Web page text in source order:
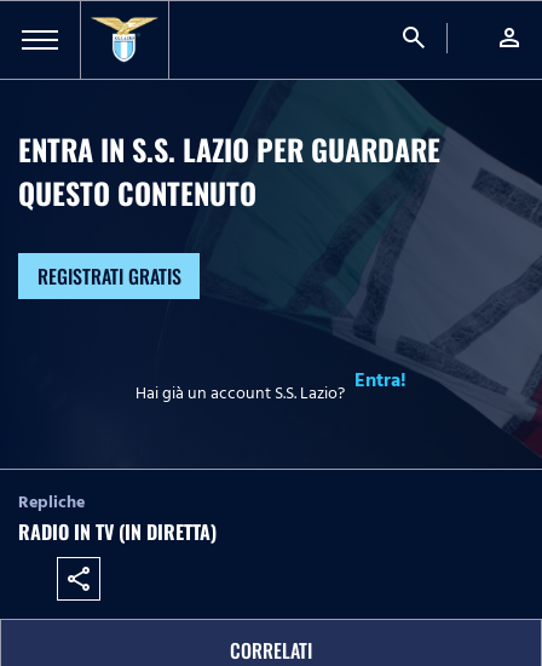
search person
ENTRA IN S.S. LAZIO PER GUARDARE
QUESTO CONTENUTO
REGISTRATI GRATIS
Hai già un account S.S. Lazio? Entra!
Repliche
RADIO IN TV (IN DIRETTA)
share
CORRELATI